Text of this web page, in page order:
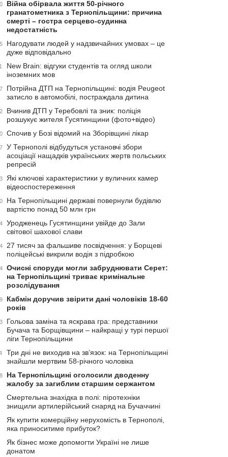
Війна обірвала життя 50-річного
гранатометника з Тернопільщини: причина
смерті – гостра серцево-судинна
недостатність
Нагодувати людей у надзвичайних умовах – це
дуже відповідально
New Brain: відгуки студентів та огляд школи
іноземних мов
Потрійна ДТП на Тернопільщині: водія Peugeot
затисло в автомобілі, постраждала дитина
Вчинив ДТП у Теребовлі та зник: поліція
розшукує жителя Гусятинщини (фото+відео)
Спочив у Бозі відомий на Зборівщині лікар
У Тернополі відбудуться установчі збори
асоціації нащадків українських жертв польських
репресій
Які ключові характеристики у вуличних камер
відеоспостереження
На Тернопільщині державі повернули будівлю
вартістю понад 50 млн грн
Уродженець Гусятинщини увійде до Зали
світової шахової слави
27 тисяч за фальшиве посвідчення: у Борщеві
поліцейські викрили водія з підробкою
Очисні споруди могли забруднювати Серет:
на Тернопільщині триває кримінальне
розслідування
Кабмін доручив звірити дані чоловіків 18-60
років
Гольова заміна та яскрава гра: представники
Бучача та Борщівщини – найкращі у турі першої
ліги Тернопільщини
Три дні не виходив на зв’язок: на Тернопільщині
знайшли мертвим 58-річного чоловіка
На Тернопільщині оголосили дводенну
жалобу за загиблим старшим сержантом
Смертельна знахідка в полі: піротехніки
знищили артилерійський снаряд на Бучаччині
Як купити комерційну нерухомість в Тернополі,
яка приноситиме прибуток?
Як бізнес може допомогти Україні не лише
донатом